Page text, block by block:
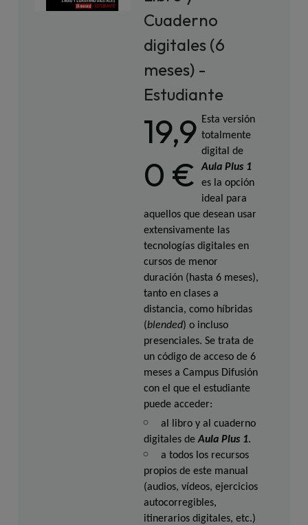
Cuaderno
digitales (6
meses) -
Estudiante
19,9
0 €
Esta versión
totalmente
es la opción
ideal para
aquellos que desean usar
extensivamente las
tecnologías digitales en
cursos de menor
duración (hasta 6 meses),
tanto en clases a
distancia, como híbridas
(blended) o incluso
presenciales. Se trata de
un código de acceso de 6
meses a Campus Difusión
con el que el estudiante
puede acceder:
al libro y al cuaderno
digitales de Aula Plus 1.
a todos los recursos
propios de este manual
(audios, vídeos, ejercicios
autocorregibles,
itinerarios digitales, etc.)